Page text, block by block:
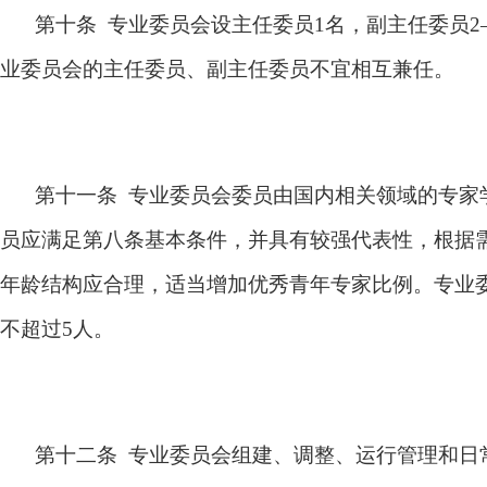
第十条 专业委员会设主任委员1名，副主任委员
业委员会的主任委员、副主任委员不宜相互兼任。
第十一条 专业委员会委员由国内相关领域的专
员应满足第八条基本条件，并具有较强代表性，根
年龄结构应合理，适当增加优秀青年专家比例。专
不超过5人。
第十二条 专业委员会组建、调整、运行管理和